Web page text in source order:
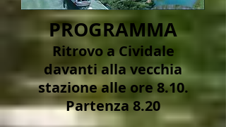
PROGRAMMA
Ritrovo a Cividale
davanti alla vecchia
stazione alleore 8.10.
Partenza 8.20